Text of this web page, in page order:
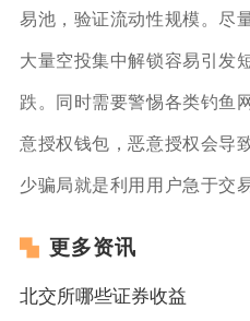
易池，验证流动性规模。尽
大量空投集中解锁容易引发
跌。同时需要警惕各类钓鱼
意授权钱包，恶意授权会导
少骗局就是利用用户急于交
更多资讯
北交所哪些证券收益